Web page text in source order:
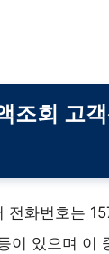
조회 고
전화번호는
있으며 이